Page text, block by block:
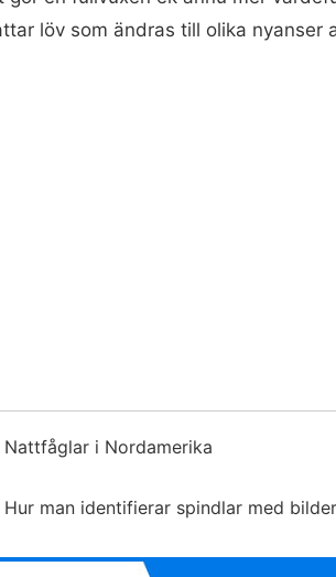
löv som ändras till olika nyanser
Nattfåglar i Nordamerika
Hur man identifierar spindlar med bilder